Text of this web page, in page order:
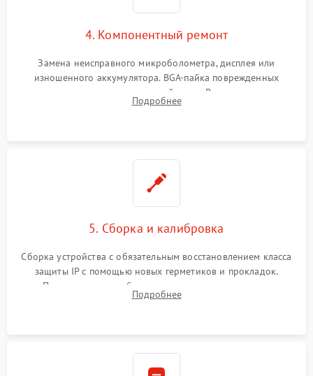
4. Компонентный ремонт
Замена неисправного микроболометра, дисплея или
изношенного аккумулятора. BGA-пайка поврежденных
контроллеров на материнской плате. Восстановление
разъемов и кнопок, замена поврежденных элементов
Подробнее
5. Сборка и калибровка
Сборка устройства с обязательным восстановлением класса
защиты IP с помощью новых герметиков и прокладок.
Программная калибровка матрицы по эталонному
абсолютно черному телу для точного измерения температур.
Подробнее